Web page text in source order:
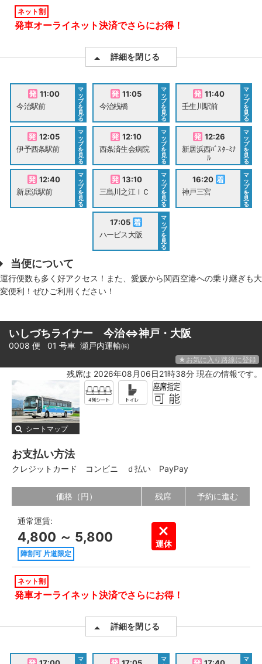
ネット割
発車オーライネット決済でさらにお得！
詳細を閉じる
11:00
今治駅前
マ
ッ
プ
を
見
る
11:05
今治桟橋
マ
ッ
プ
を
見
る
11:40
壬生川駅前
マ
ッ
プ
を
見
る
12:05
伊予西条駅前
マ
ッ
プ
を
見
る
12:10
西条済生会病院
マ
ッ
プ
を
見
る
12:26
新居浜西ﾊﾞｽﾀｰﾐﾅ
ﾙ
マ
ッ
プ
を
見
る
12:40
新居浜駅前
マ
ッ
プ
を
見
る
13:10
三島川之江ＩＣ
マ
ッ
プ
を
見
る
16:20
神戸三宮
マ
ッ
プ
を
見
る
17:05
ハービス大阪
マ
ッ
プ
を
見
る
当便について
運行便数も多く好アクセス！また、愛媛から関西空港への乗り継ぎも大
変便利！ぜひご利用ください！
いしづちライナー 今治⇔神戸・大阪
0008 便 01 号車 瀬戸内運輸㈱
★お気に入り路線に登録
残席は 2026年08月06日21時38分 現在の情報です。
シートマップ
お支払い方法
クレジットカード コンビニ ｄ払い PayPay
価格（円） 残席 予約に進む
通常運賃:
4,800 ～ 5,800
障割可 片道限定
運休
ネット割
発車オーライネット決済でさらにお得！
詳細を閉じる
マ
マ
マ